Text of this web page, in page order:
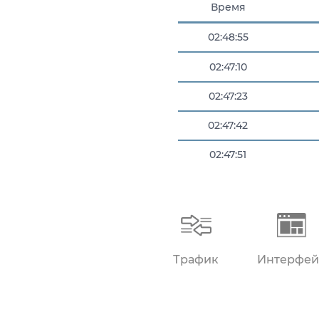
Время
02:48:55
02:47:10
02:47:23
02:47:42
02:47:51
Трафик